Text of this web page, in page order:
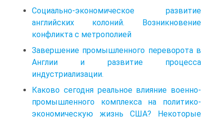
Социально-экономическое развитие
английских колоний. Возникновение
конфликта с метрополией
Завершение промышленного переворота в
Англии и развитие процесса
индустриализации.
Каково сегодня реальное влияние военно-
промышленного комплекса на политико-
экономическую жизнь США? Некоторые